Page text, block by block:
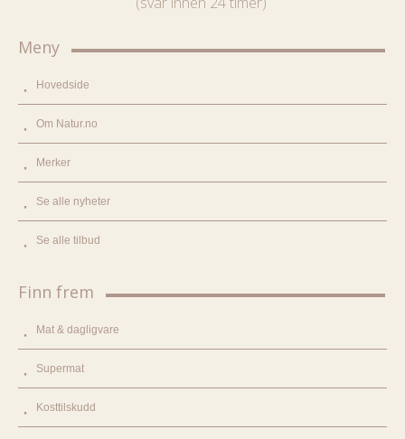
Meny
Hovedside
Om Natur.no
Merker
Se alle nyheter
Se alle tilbud
Finn frem
Mat & dagligvare
Supermat
Kosttilskudd